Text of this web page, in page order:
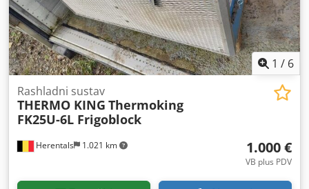
1 / 6
Herentals 1.021 km
Rashladni sustav
THERMO KING Thermoking
FK25U-6L Frigoblock
1.000 €
VB plus PDV